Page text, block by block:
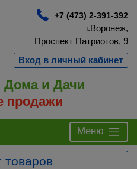
+7 (473) 2-391-392
г.Воронеж,
Проспект Патриотов, 9
Вход в личный кабинет
и Дачи
продажи
Меню
товаров